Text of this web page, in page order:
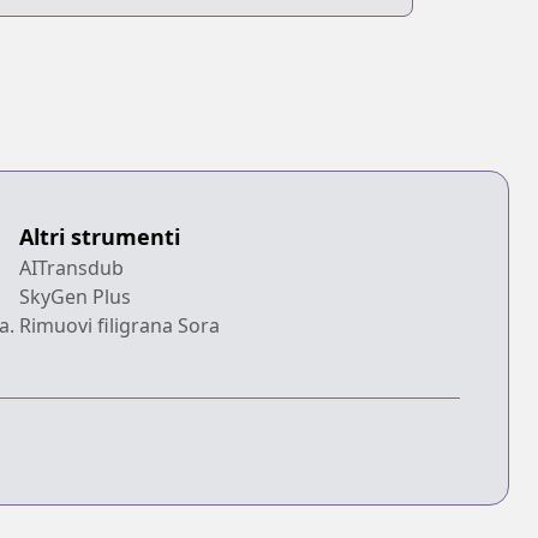
Altri strumenti
AITransdub
SkyGen Plus
Rimuovi filigrana Sora